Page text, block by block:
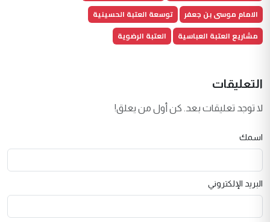
الامام موسى بن جعفر
توسعة العتبة الحسينية
مشاريع العتبة العباسية
العتبة الرضوية
التعليقات
لا توجد تعليقات بعد. كن أول من يعلق!
اسمك
البريد الإلكتروني